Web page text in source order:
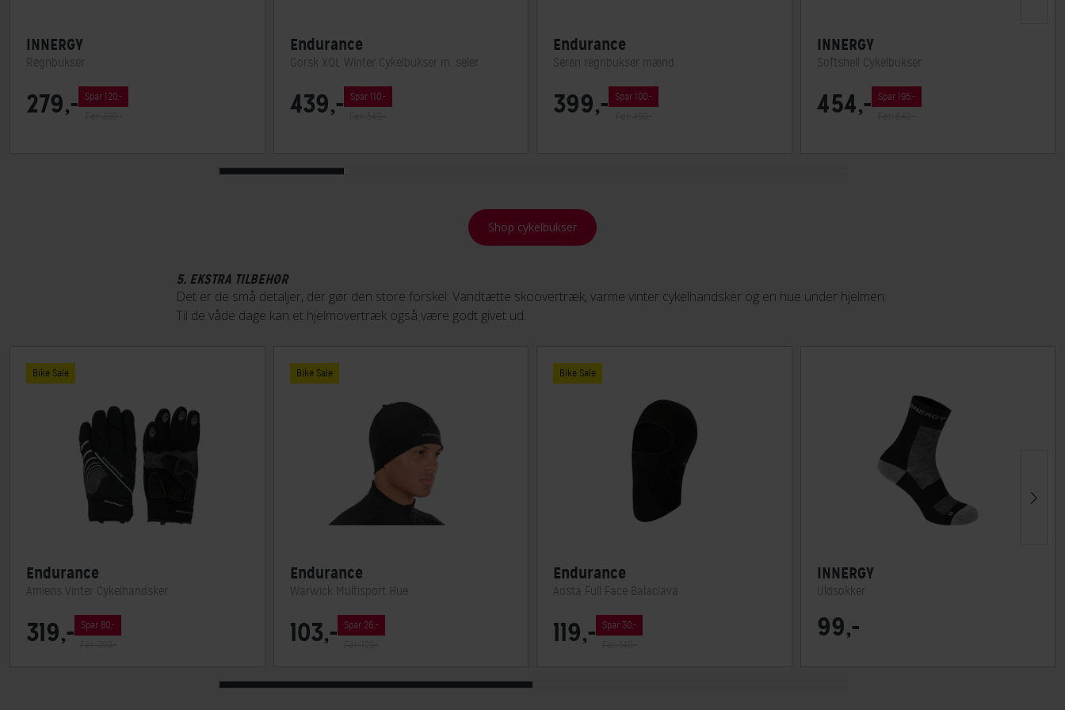
INNERGY
Regnbukser
279,-
Spar 120,-
Endurance
Gorsk XQL Winter Cykelbukser m. seler
439,-
Spar 110,-
Endurance
Seren regnbukser mænd
399,-
Spar 100,-
INNERGY
Softshell Cykelbukser
454,-
Spar 195,-
Shop cykelbukser
5. EKSTRA TILBEHØR
Det er de små detaljer, der gør den store forskel: Vandtætte skoovertræk, varme vinter cykelhandsker og en hue under hjelmen.
Til de våde dage kan et hjelmovertræk også være godt givet ud.
Bike Sale
Endurance
Amiens Vinter Cykelhandsker
319,-
Spar 80,-
Bike Sale
Endurance
Warwick Multisport Hue
103,-
Spar 26,-
Bike Sale
Endurance
Aosta Full Face Balaclava
119,-
Spar 30,-
INNERGY
Uldsokker
99,-